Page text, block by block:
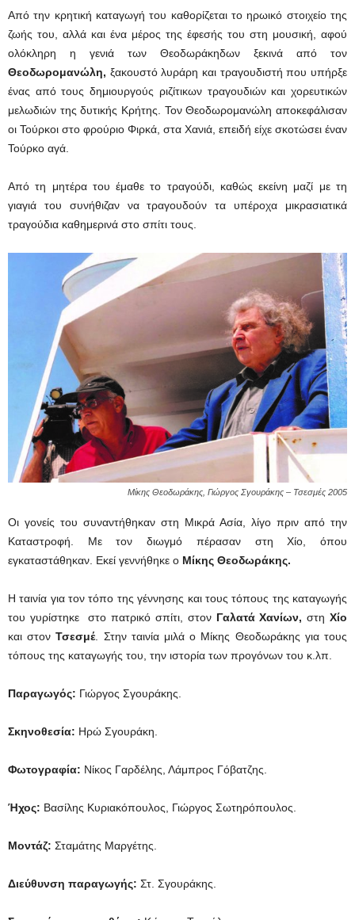
Από την κρητική καταγωγή του καθορίζεται το ηρωικό στοιχείο της
ζωής του, αλλά και ένα μέρος της έφεσής του στη μουσική, αφού
ολόκληρη η γενιά των Θεοδωράκηδων ξεκινά από τον
Θεοδωρομανώλη, ξακουστό λυράρη και τραγουδιστή που υπήρξε
ένας από τους δημιουργούς ριζίτικων τραγουδιών και χορευτικών
μελωδιών της δυτικής Κρήτης. Τον Θεοδωρομανώλη αποκεφάλισαν
οι Τούρκοι στο φρούριο Φιρκά, στα Χανιά, επειδή είχε σκοτώσει έναν
Τούρκο αγά.
Από τη μητέρα του έμαθε το τραγούδι, καθώς εκείνη μαζί με τη
γιαγιά του συνήθιζαν να τραγουδούν τα υπέροχα μικρασιατικά
τραγούδια καθημερινά στο σπίτι τους.
Μίκης Θεοδωράκης, Γιώργος Σγουράκης – Τσεσμές 2005
Οι γονείς του συναντήθηκαν στη Μικρά Ασία, λίγο πριν από την
Καταστροφή. Με τον διωγμό πέρασαν στη Χίο, όπου
εγκαταστάθηκαν. Εκεί γεννήθηκε ο Μίκης Θεοδωράκης.
Η ταινία για τον τόπο της γέννησης και τους τόπους της καταγωγής
του γυρίστηκε στο πατρικό σπίτι, στον Γαλατά Χανίων, στηΧίο
και στονΤσεσμέ. Στην ταινία μιλά ο Μίκης Θεοδωράκης για τους
τόπους της καταγωγής του, την ιστορία των προγόνων του κ.λπ.
Παραγωγός: Γιώργος Σγουράκης.
Σκηνοθεσία: Ηρώ Σγουράκη.
Φωτογραφία: Νίκος Γαρδέλης, Λάμπρος Γόβατζης.
Ήχος: Βασίλης Κυριακόπουλος, Γιώργος Σωτηρόπουλος.
Μοντάζ: Σταμάτης Μαργέτης.
Διεύθυνση παραγωγής: Στ. Σγουράκης.